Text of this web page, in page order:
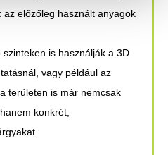
előzőleg használt anyagok
is használják a 3D
vagy például az
területen is már nemcsak
konkrét,